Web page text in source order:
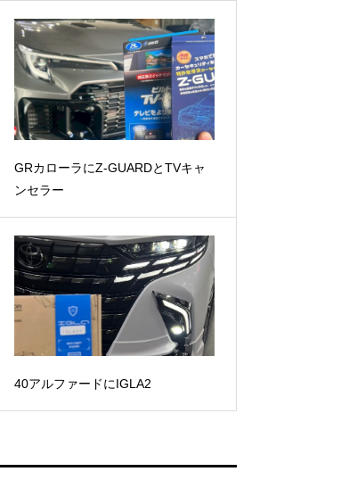
GRカローラにZ-GUARDとTVキャ
ンセラー
40アルファードにIGLA2